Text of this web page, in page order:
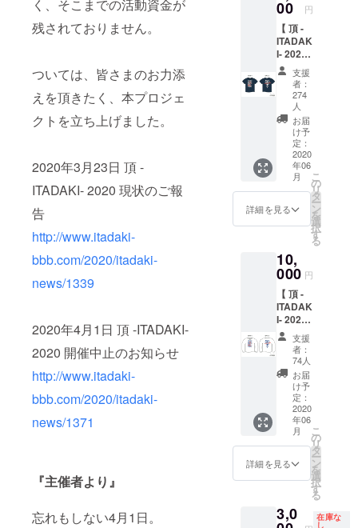
く、そこまでの活動資金が
残されておりません。
ついては、皆さまのお力添
えを頂きたく、本プロジェ
クトを立ち上げました。
2020年3月23日 頂 -
ITADAKI- 2020 現状のご報
告
http://www.itadaki-
bbb.com/2020/itadaki-
news/1339
2020年4月1日 頂 -ITADAKI-
2020 開催中止のお知らせ
http://www.itadaki-
bbb.com/2020/itadaki-
news/1371
『主催者より』
忘れもしない4月1日。
入って
います )
はホワ
イト/ネ
イビー
の２色
展開。
サイズ
は 90 ～
160 cm
の中か
らお選
びいた
だけま
す。 サ
イズ詳
細は下
からご
確認く
www.un
ited-
athle.jp/
ua/item
s/index/
500102
※商品の
特性
上、色
や仕上
がりサ
イズに
若干の
誤差が
ござい
で予め
ご了承
特典
00 円
【 頂 -
ITADAK
I- 2020
× Kads
MIIDA
(カッズ
ミイダ)
オフィ
シャル
Tシャツ
ボ
ディー
イビー
の２色
展開。
サイズ
は
Women
S / M / L
Men S /
M / L /
XL /
XXL か
らお選
びいた
だけま
す。 サ
イズの
詳細は
認くだ
支援
者：
274
人
お届
け予
定：
2020
年06
月
詳細を見る
こ
の
リ
タ
ー
ン
を
選
択
す
る
10,
000 円
【 頂 -
ITADAK
I- 2020
× Kads
MIIDA
(カッズ
ミイダ)
オフィ
シャル
ロング
スリー
ブTシャ
ツ 】 ボ
ディー
カラー
はホワ
イビー
の２色
支援
者：
74人
お届
け予
定：
2020
年06
月
詳細を見る
こ
の
リ
タ
ー
ン
を
選
択
す
る
3,0 在庫な
し